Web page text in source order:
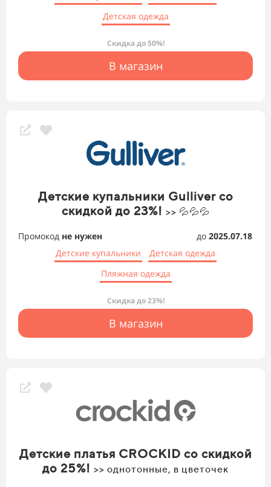
Детская одежда
Скидка до 50%!
В магазин
Детские купальники Gulliver со
скидкой до 23%! >> 💦💦💦
Промокод не нужен до 2025.07.18
Детские купальники
Детская одежда
Пляжная одежда
Скидка до 23%!
В магазин
Детские платья CROCKID со скидкой
до 25%! >> однотонные, в цветочек